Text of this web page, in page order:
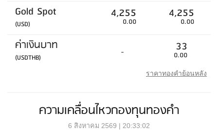
Gold Spot
(USD)
4,255
0.00
4,255
0.00
ค่าเงินบาท
(USDTHB) - 33
0.00
ราคาทองคำย้อนหลัง
ความเคลื่อนไหวกองทุนทองคำ
6 สิงหาคม 2569 | 20:33:02